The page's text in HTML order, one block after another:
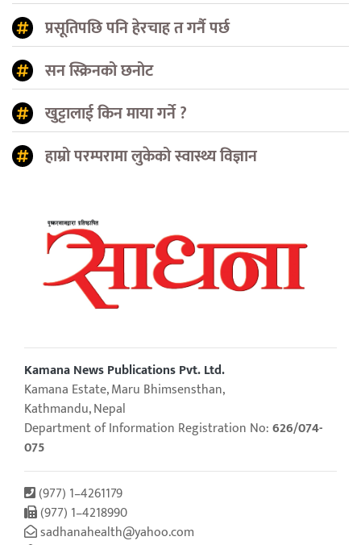
प्रसूतिपछि पनि हेरचाह त गर्नै पर्छ
सन स्क्रिनको छनोट
खुट्टालाई किन माया गर्ने ?
हाम्रो परम्परामा लुकेको स्वास्थ्य विज्ञान
Kamana News Publications Pvt. Ltd.
Kamana Estate, Maru Bhimsensthan,
Kathmandu, Nepal
Department of Information Registration No:626/074-
075
(977) 1–4261179
(977) 1–4218990
sadhanahealth@yahoo.com